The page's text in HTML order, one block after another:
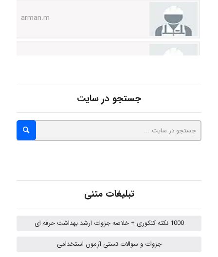
shbnm72
Minoo1375
ZAK
جستجو در سایت
تبلیغات متنی
1000 نکته کنکوری + خلاصه جزوات ارشد بهداشت حرفه ای
جزوات و سوالات تستی آزمون استخدامی